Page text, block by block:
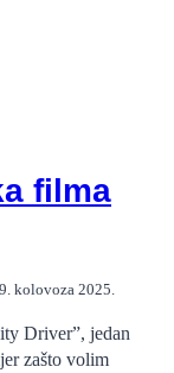
filma
9. kolovoza 2025.
Driver”, jedan
zašto volim